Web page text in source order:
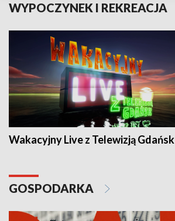
WYPOCZYNEK I REKREACJA
Wakacyjny Live z Telewizją Gdańsk
GOSPODARKA